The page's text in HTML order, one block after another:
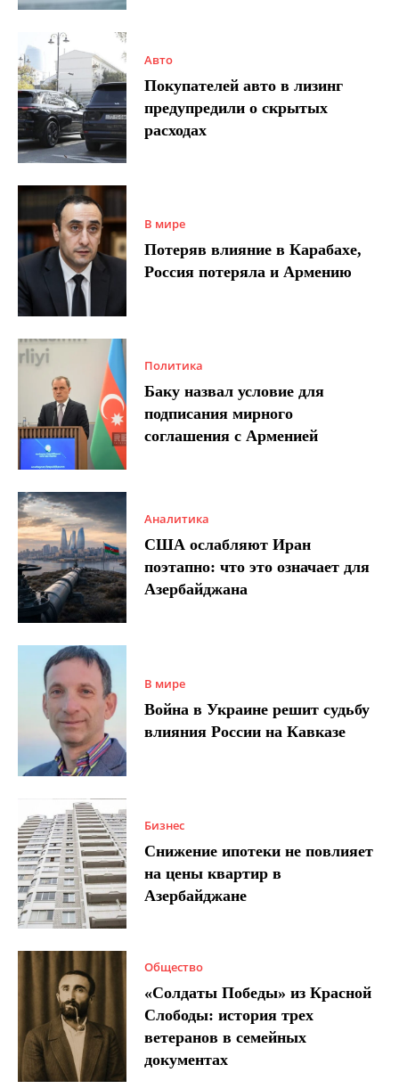
Авто
Покупателей авто в лизинг
предупредили о скрытых
расходах
В мире
Потеряв влияние в Карабахе,
Россия потеряла и Армению
Политика
Баку назвал условие для
подписания мирного
соглашения с Арменией
Аналитика
США ослабляют Иран
поэтапно: что это означает для
Азербайджана
В мире
Война в Украине решит судьбу
влияния России на Кавказе
Бизнес
Снижение ипотеки не повлияет
на цены квартир в
Азербайджане
Общество
«Солдаты Победы» из Красной
Слободы: история трех
ветеранов в семейных
документах